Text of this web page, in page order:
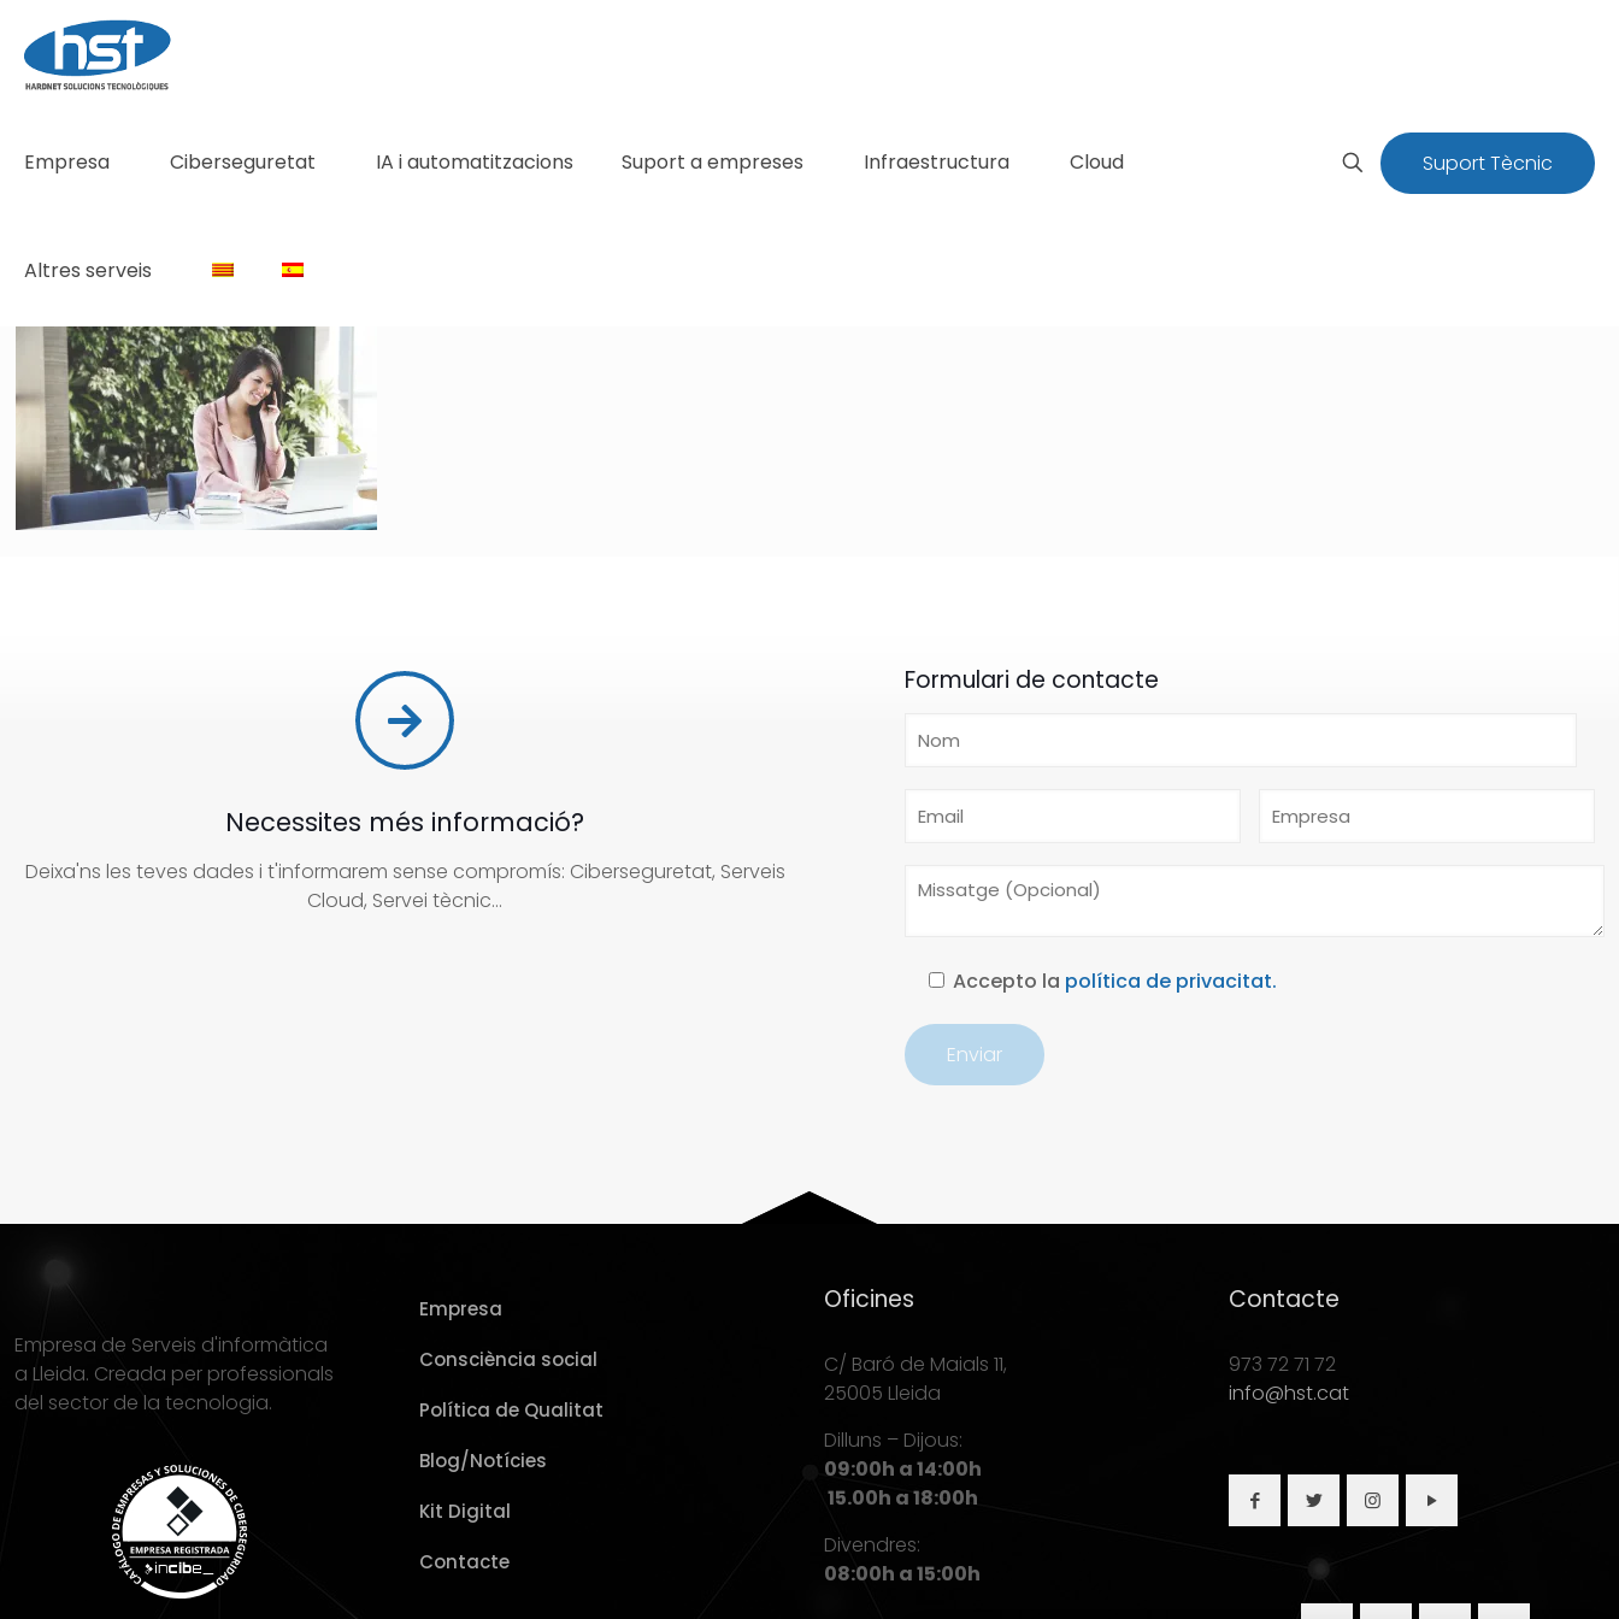
Empresa Ciberseguretat IA i automatitzacions Suport a empreses Infraestructura Cloud
Altres serveis
Suport Tècnic
Necessites més informació?
Deixa'ns les teves dades i t'informarem sense compromís: Ciberseguretat, Serveis
Cloud, Servei tècnic...
Formulari de contacte
Accepto la política de privacitat.
Empresa de Serveis d'informàtica
a Lleida. Creada per professionals
del sector de la tecnologia.
Empresa
Consciència social
Política de Qualitat
Blog/Notícies
Kit Digital
Contacte
Oficines
C/ Baró de Maials 11,
25005 Lleida
Dilluns – Dijous:
09:00h a 14:00h
15.00h a 18:00h
Divendres:
08:00h a 15:00h
Contacte
973 72 71 72
info@hst.cat